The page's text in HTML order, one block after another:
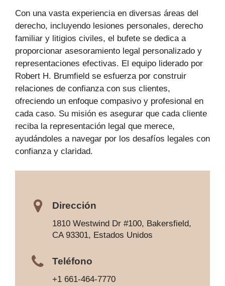
Con una vasta experiencia en diversas áreas del
derecho, incluyendo lesiones personales, derecho
familiar y litigios civiles, el bufete se dedica a
proporcionar asesoramiento legal personalizado y
representaciones efectivas. El equipo liderado por
Robert H. Brumfield se esfuerza por construir
relaciones de confianza con sus clientes,
ofreciendo un enfoque compasivo y profesional en
cada caso. Su misión es asegurar que cada cliente
reciba la representación legal que merece,
ayudándoles a navegar por los desafíos legales con
confianza y claridad.
Dirección
1810 Westwind Dr #100, Bakersfield,
CA 93301, Estados Unidos
Teléfono
+1 661-464-7770